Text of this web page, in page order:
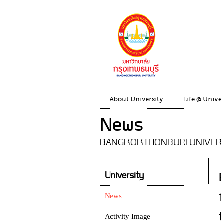
About University Life @
News
BANGKOKTHONBURI
University
News
Activity Image